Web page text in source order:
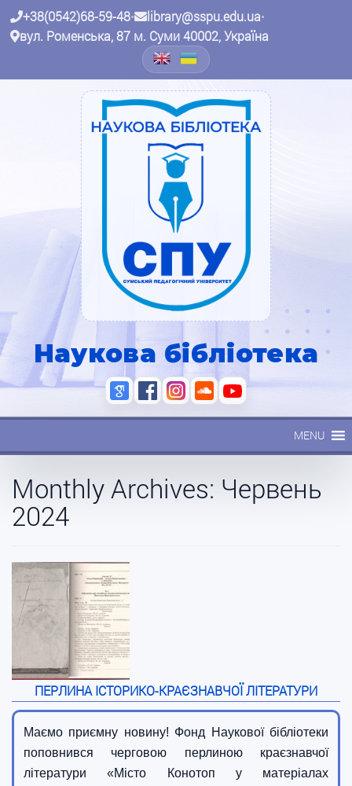
+38(0542)68-59-48• library@sspu.edu.ua•
вул. Роменська, 87 м. Суми 40002, Україна
Наукова бібліотека
MENU
Monthly Archives: Червень
2024
ПЕРЛИНА ІСТОРИКО-КРАЄЗНАВЧОЇ ЛІТЕРАТУРИ
Маємо приємну новину! Фонд Наукової бібліотеки
поповнився черговою перлиною краєзнавчої
літератури «Місто Конотоп у матеріалах